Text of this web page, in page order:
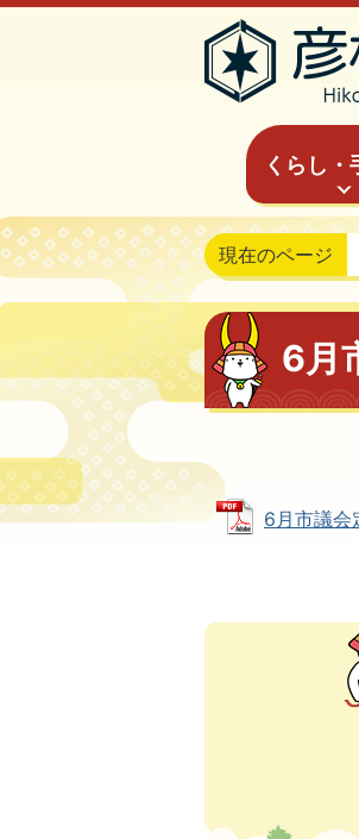
くらし・
現在のページ
6月
6月市議会